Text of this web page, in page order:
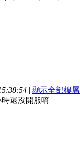
| 顯示全部樓層
還沒開服唷